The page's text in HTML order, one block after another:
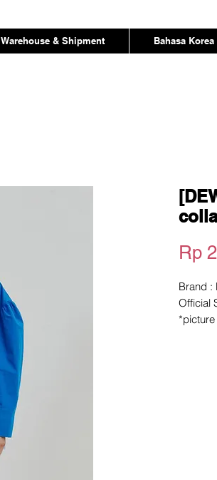
Warehouse & Shipment Bahasa Korea
Rp
Brand :
Official